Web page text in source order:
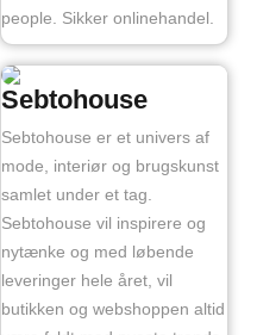
people. Sikker onlinehandel.
Sebtohouse
Sebtohouse er et univers af
mode, interiør og brugskunst
samlet under et tag.
Sebtohouse vil inspirere og
nytænke og med løbende
leveringer hele året, vil
butikken og webshoppen altid